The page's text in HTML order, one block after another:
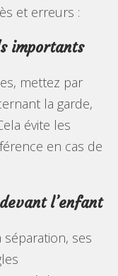
et erreurs :
importants
mettez par
la garde,
évite les
en cas de
l’enfant
séparation, ses